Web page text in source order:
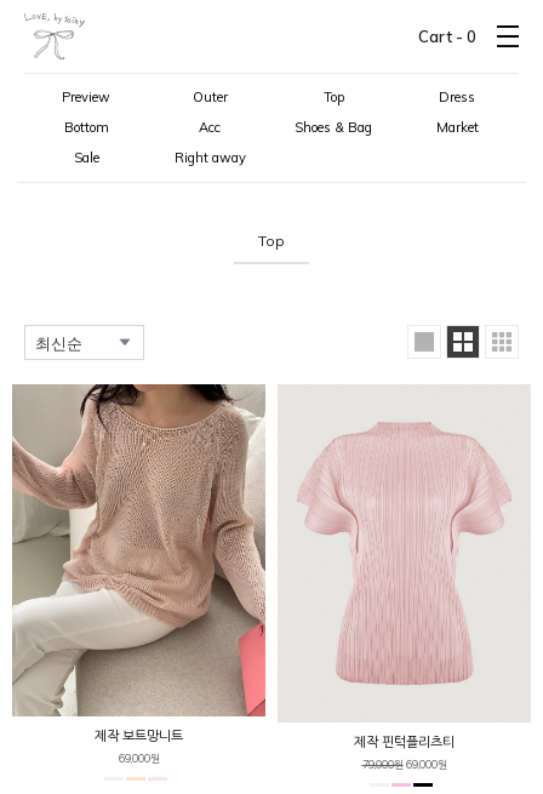
Cart - 0
Preview Outer Top
Dress
Bottom
Acc Shoes & Bag
Market
Sale
Right away
Top
제작 보트망니트
69,000원
제작 핀턱플리츠티
79,000원69,000원